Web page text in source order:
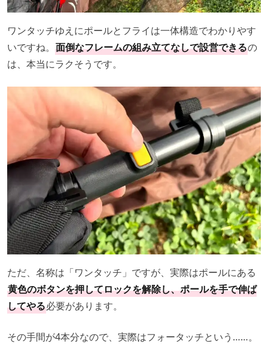
ワンタッチゆえにポールとフライは一体構造でわかりやす
いですね。 面倒なフレームの組み立てなしで設営できるの
は、本当にラクそうです。
ただ、名称は「ワンタッチ」ですが、実際はポールにある
黄色のボタンを押してロックを解除し、ポールを手で伸ば
してやる必要があります。
その手間が4本分なので、実際はフォータッチという……。